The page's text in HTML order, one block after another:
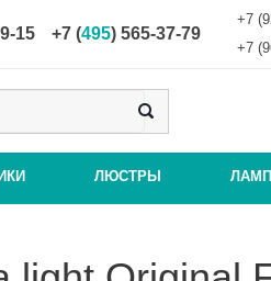
15 +7 (495) 565-37-79
+7
+7
ЛЮСТРЫ